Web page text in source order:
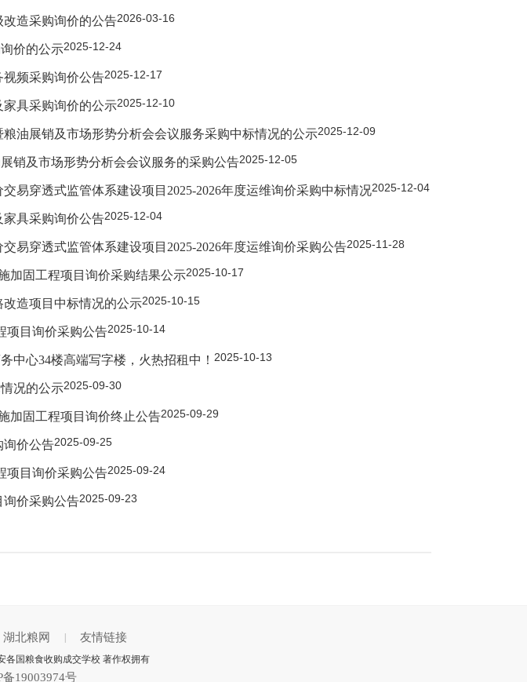
造采购询价的公告2026-03-16
价的公示2025-12-24
频采购询价公告2025-12-17
具采购询价的公示2025-12-10
油展销及市场形势分析会会议服务采购中标情况的公示2025-12-09
销及市场形势分析会会议服务的采购公告2025-12-05
易穿透式监管体系建设项目2025-2026年度运维询价采购中标情况2025-12-04
具采购询价公告2025-12-04
易穿透式监管体系建设项目2025-2026年度运维询价采购公告2025-11-28
加固工程项目询价采购结果公示2025-10-17
造项目中标情况的公示2025-10-15
项目询价采购公告2025-10-14
中心34楼高端写字楼，火热招租中！ 2025-10-13
况的公示2025-09-30
加固工程项目询价终止公告2025-09-29
询价公告2025-09-25
项目询价采购公告2025-09-24
询价采购公告2025-09-23
湖北粮网 友情链接
各国粮食收购成交学校 著作权拥有
19003974号